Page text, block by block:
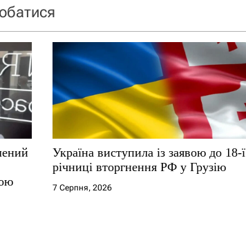
Україна виступила із заявою до 18-ї
річниці вторгнення РФ у Грузію
7 Серпня, 2026